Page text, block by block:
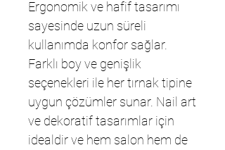
Ergonomik ve hafif tasarımı
sayesinde uzun süreli
kullanımda konfor sağlar.
Farklı boy ve genişlik
seçenekleri ile her tırnak tipine
uygun çözümler sunar. Nail art
ve dekoratif tasarımlar için
idealdir ve hem salon hem de